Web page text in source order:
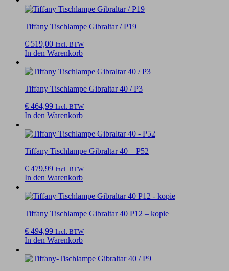
Tiffany Tischlampe Gibraltar / P19
€ 519,00 Incl. BTW
In den Warenkorb
Tiffany Tischlampe Gibraltar 40 / P3
€ 464,99 Incl. BTW
In den Warenkorb
Tiffany Tischlampe Gibraltar 40 – P52
€ 479,99 Incl. BTW
In den Warenkorb
Tiffany Tischlampe Gibraltar 40 P12 – kopie
€ 494,99 Incl. BTW
In den Warenkorb